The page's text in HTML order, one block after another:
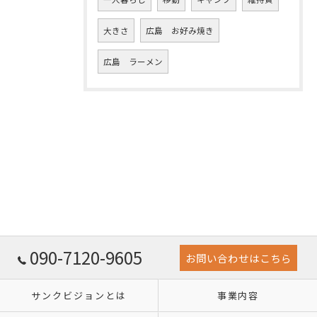
大きさ 広島 お好み焼き
広島 ラーメン
090-7120-9605 お問い合わせはこちら
サンクビジョンとは 事業内容